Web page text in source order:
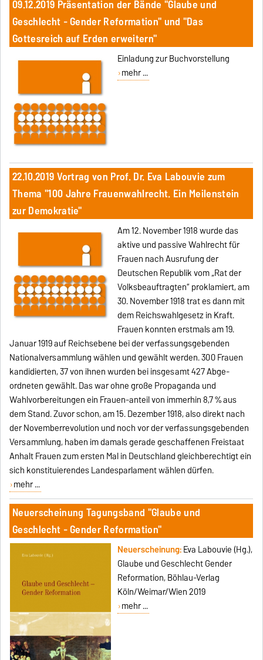
09.12.2019 Präsentation der Bände "Glaube und
Geschlecht - Gender Reformation" und "Das
Gottesreich auf Erden erweitern"
Einladung zur Buchvorstellung
mehr ...
22.10.2019 Vortrag von Prof. Dr. Eva Labouvie zum
Thema "100 Jahre Frauenwahlrecht. Ein Meilenstein
zur Demokratie"
Am 12. November 1918 wurde das
aktive und passive Wahlrecht für
Frauen nach Ausrufung der
Deutschen Republik vom „Rat der
Volksbeauftragten“ proklamiert, am
30. November 1918 trat es dann mit
dem Reichswahlgesetz in Kraft.
Frauen konnten erstmals am 19.
Januar 1919 auf Reichsebene bei der verfassungsgebenden
Nationalversammlung wählen und gewählt werden. 300 Frauen
kandidierten, 37 von ihnen wurden bei insgesamt 427 Abge-
ordneten gewählt. Das war ohne große Propaganda und
Wahlvorbereitungen ein Frauen-anteil von immerhin 8,7 % aus
dem Stand. Zuvor schon, am 15. Dezember 1918, also direkt nach
der Novemberrevolution und noch vor der verfassungsgebenden
Versammlung, haben im damals gerade geschaffenen Freistaat
Anhalt Frauen zum ersten Mal in Deutschland gleichberechtigt ein
sich konstituierendes Landesparlament wählen dürfen.
mehr ...
Neuerscheinung Tagungsband "Glaube und
Geschlecht - Gender Reformation"
Neuerscheinung:Eva Labouvie (Hg.),
Glaube und Geschlecht Gender
Reformation, Böhlau-Verlag
Köln/Weimar/Wien 2019
mehr ...